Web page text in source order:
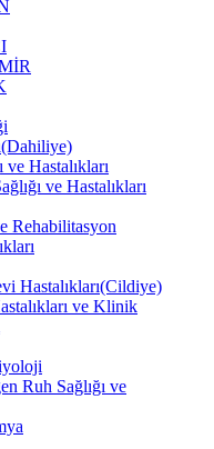
ve Hastalıkları
ve Hastalıkları
Rehabilitasyon
Hastalıkları(Cildiye)
ve Klinik
Ruh Sağlığı ve